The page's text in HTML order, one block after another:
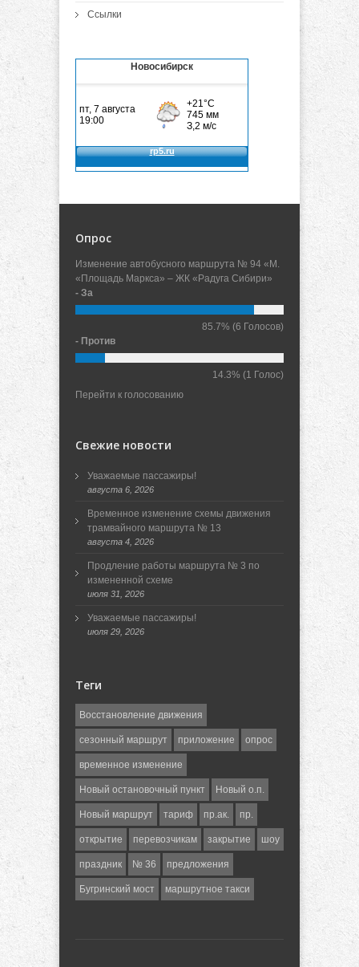
Ссылки
Новосибирск
Опрос
Изменение автобусного маршрута № 94 «М.
«Площадь Маркса» – ЖК «Радуга Сибири»
- За
85.7% (6 Голосов)
- Против
14.3% (1 Голос)
Перейти к голосованию
Свежие новости
Уважаемые пассажиры!
августа 6, 2026
Временное изменение схемы движения
трамвайного маршрута № 13
августа 4, 2026
Продление работы маршрута № 3 по
измененной схеме
июля 31, 2026
Уважаемые пассажиры!
июля 29, 2026
Теги
Восстановление движения
сезонный маршрут приложение опрос
временное изменение
Новый остановочный пункт Новый о.п.
Новый маршрут тариф пр.ак. пр.
открытие перевозчикам закрытие шоу
праздник № 36 предложения
Бугринский мост маршрутное такси